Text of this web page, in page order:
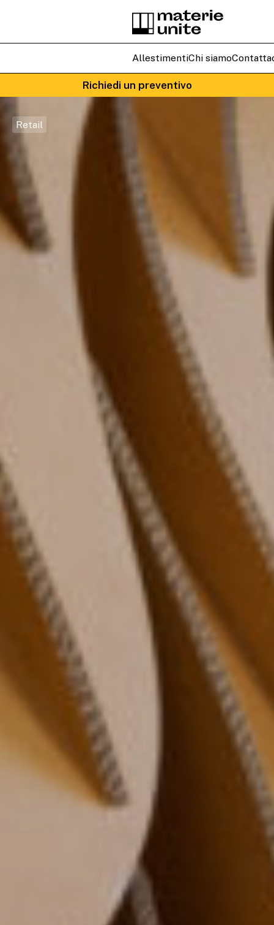
AllestimentiChi siamo
Richiedi un preventivo
Retail